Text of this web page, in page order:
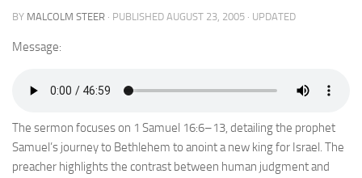
BY MALCOLM STEER · PUBLISHED AUGUST 23, 2005 · UPDATED
Message:
The sermon focuses on 1 Samuel 16:6–13, detailing the prophet
Samuel’s journey to Bethlehem to anoint a new king for Israel. The
preacher highlights the contrast between human judgment and